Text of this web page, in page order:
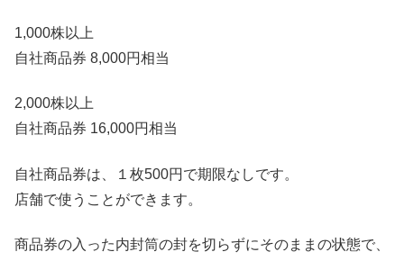
1,000株以上
自社商品券 8,000円相当
2,000株以上
自社商品券 16,000円相当
自社商品券は、１枚500円で期限なしです。
店舗で使うことができます。
商品券の入った内封筒の封を切らずにそのままの状態で、